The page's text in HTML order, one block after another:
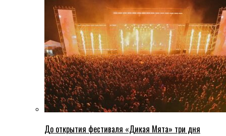
До открытия фестиваля «Дикая Мята» три дня